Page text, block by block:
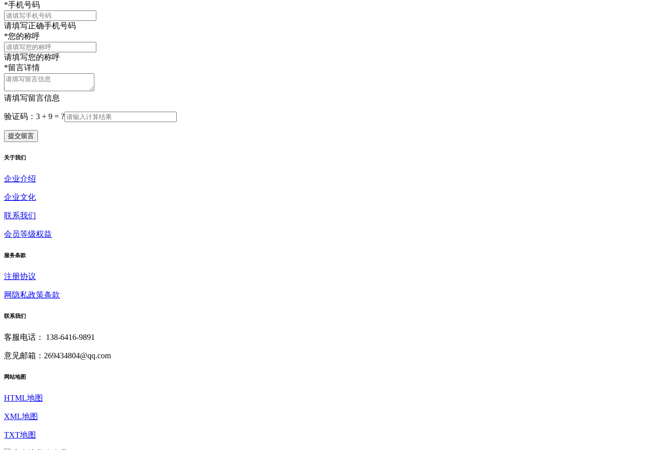
*手机号码
请填写正确手机号码
*您的称呼
请填写您的称呼
*留言详情
请填写留言信息
验证码：3 + 9 = ?
关于我们
企业介绍
企业文化
联系我们
会员等级权益
服务条款
注册协议
网隐私政策条款
联系我们
客服电话： 138-6416-9891
意见邮箱：269434804@qq.com
网站地图
HTML地图
XML地图
TXT地图